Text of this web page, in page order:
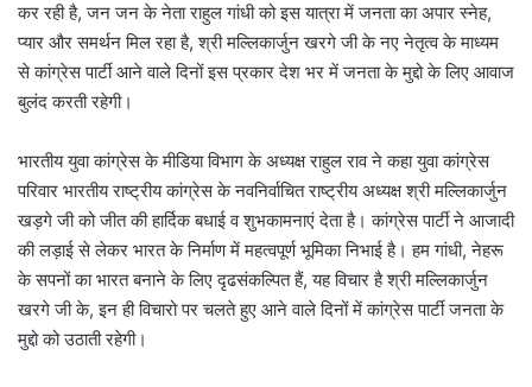
कर रही है, जन जन के नेता राहुल गांधी को इस यात्रा में जनता का अपार स्नेह,
प्यार और समर्थन मिल रहा है, श्री मल्लिकार्जुन खरगे जी के नए नेतृत्व के माध्यम
से कांग्रेस पार्टी आने वाले दिनों इस प्रकार देश भर में जनता के मुद्दो के लिए आवाज
बुलंद करती रहेगी।
भारतीय युवा कांग्रेस के मीडिया विभाग के अध्यक्ष राहुल राव ने कहा युवा कांग्रेस
परिवार भारतीय राष्ट्रीय कांग्रेस के नवनिर्वाचित राष्ट्रीय अध्यक्ष श्री मल्लिकार्जुन
खड़गे जी को जीत की हार्दिक बधाई व शुभकामनाएं देता है। कांग्रेस पार्टी ने आजादी
की लड़ाई से लेकर भारत के निर्माण में महत्वपूर्ण भूमिका निभाई है। हम गांधी, नेहरू
के सपनों का भारत बनाने के लिए दृढसंकल्पित हैं, यह विचार है श्री मल्लिकार्जुन
खरगे जी के, इन ही विचारो पर चलते हुए आने वाले दिनों में कांग्रेस पार्टी जनता के
मुद्दो को उठाती रहेगी।